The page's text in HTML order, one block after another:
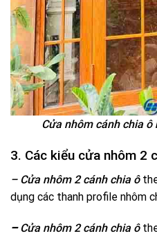
Cửa nhôm cánh chia
3. Các kiểu cửa nhôm 2
– Cửa nhôm 2 cánh chia ô
dụng các thanh profile nhôm
–Cửa nhôm 2 cánh chia ô